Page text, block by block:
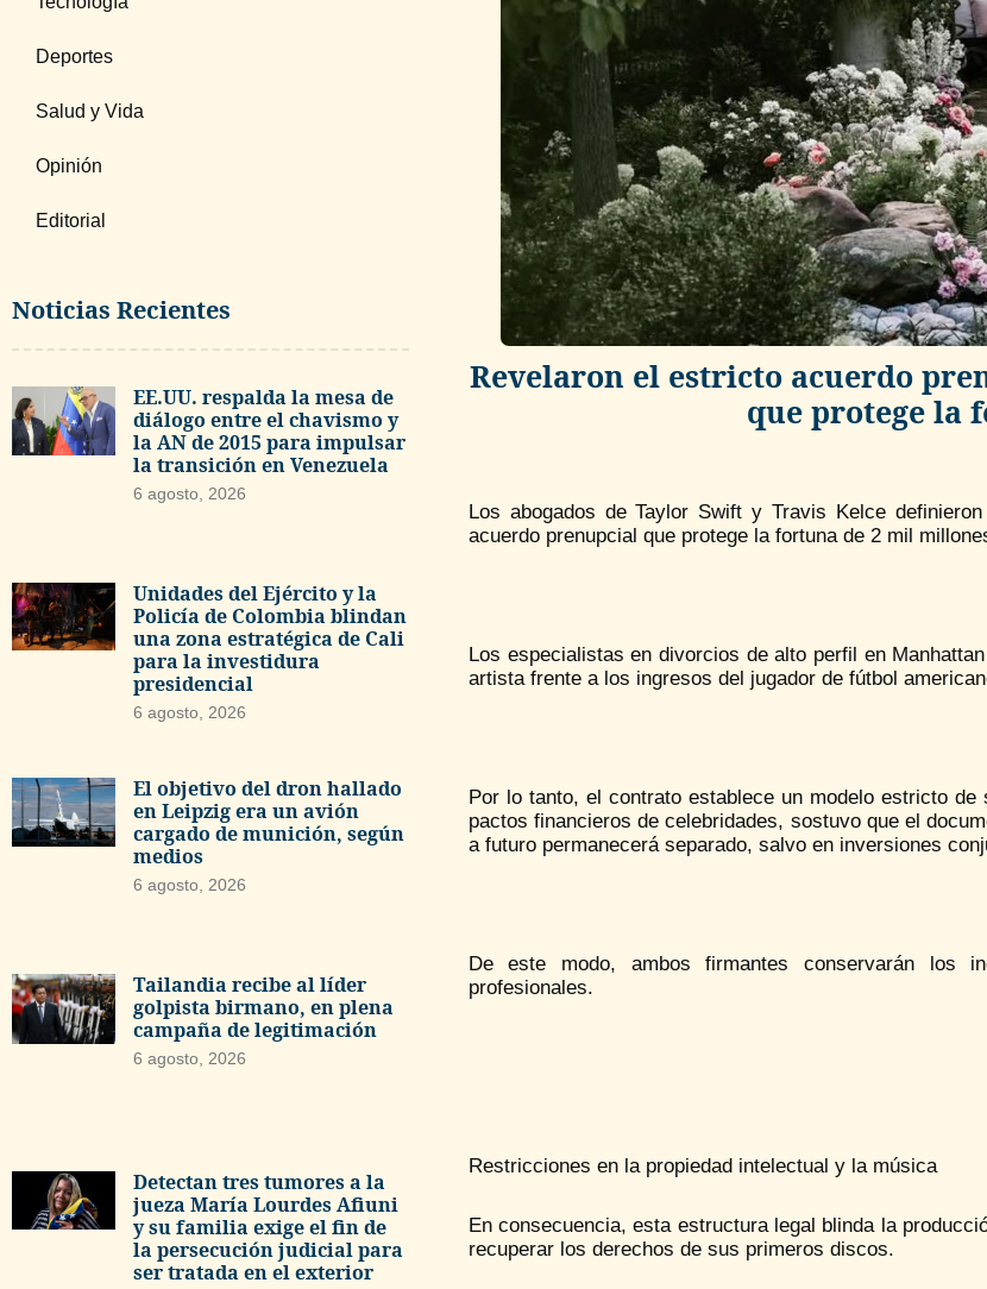
Deportes
Salud y Vida
Opinión
Editorial
Noticias Recientes
EE.UU. respalda la mesa de
diálogo entre el chavismo y
la AN de 2015 para impulsar
la transición en Venezuela
6 agosto, 2026
Unidades del Ejército y la
Policía de Colombia blindan
una zona estratégica de Cali
para la investidura
presidencial
6 agosto, 2026
El objetivo del dron hallado
en Leipzig era un avión
cargado de munición, según
medios
6 agosto, 2026
Tailandia recibe al líder
golpista birmano, en plena
campaña de legitimación
6 agosto, 2026
Detectan tres tumores a la
jueza María Lourdes Afiuni
y su familia exige el fin de
la persecución judicial para
ser tratada en el exterior
Revelaron el estricto acuerdo
que protege la
Los abogados de Taylor Swift y Travis Kelce
acuerdo prenupcial que protege la fortuna de 2 mil
Los especialistas en divorcios de alto perfil en
artista frente a los ingresos del jugador de fútbol
Por lo tanto, el contrato establece un modelo estricto
pactos financieros de celebridades, sostuvo que el
a futuro permanecerá separado, salvo en inversiones
De este modo, ambos firmantes conservarán los
profesionales.
Restricciones en la propiedad intelectual y la música
En consecuencia, esta estructura legal blinda la
recuperar los derechos de sus primeros discos.